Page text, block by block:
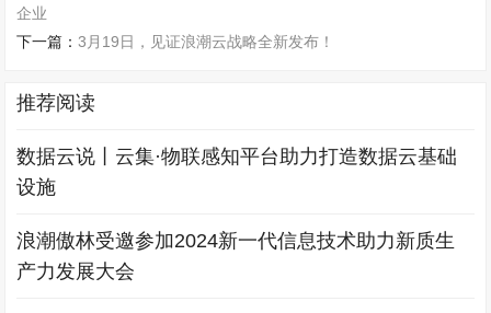
企业
下一篇：3月19日，见证浪潮云战略全新发布！
推荐阅读
数据云说丨云集·物联感知平台助力打造数据云基础
设施
浪潮傲林受邀参加2024新一代信息技术助力新质生
产力发展大会